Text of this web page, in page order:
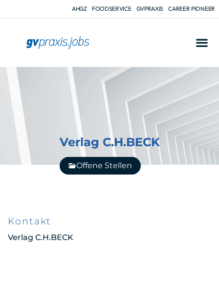
AHGZ FOODSERVICE GVPRAXIS CAREER PIONEER
Verlag C.H.BECK
Offene Stellen
Kontakt
Verlag C.H.BECK